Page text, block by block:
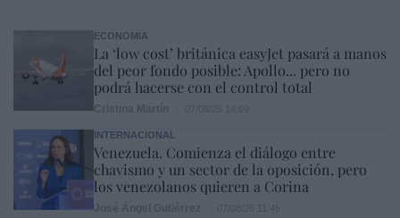
ECONOMÍA
La ‘low cost’ británica easyJet pasará a manos
del peor fondo posible: Apollo... pero no
podrá hacerse con el control total
INTERNACIONAL
Venezuela. Comienza el diálogo entre
chavismo y un sector de la oposición, pero
los venezolanos quieren a Corina